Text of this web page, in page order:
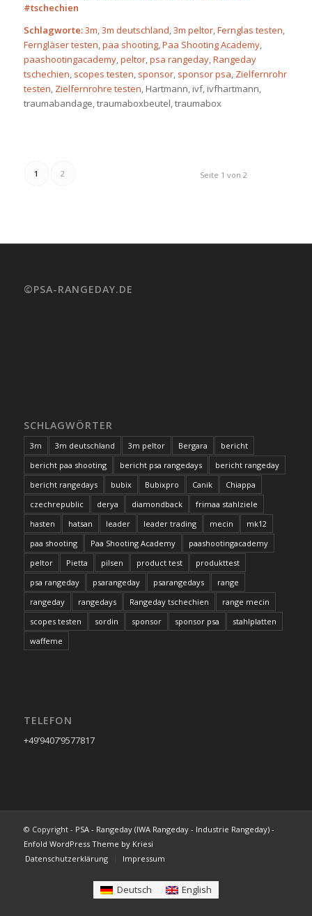
#tschechien
Schlagworte:3m 3m deutschland 3m peltor, Fernglas testen
Ferngläser testen paa shooting, Paa Shooting Academy,
paashootingacademy, peltor, psa rangeday, Rangeday
tschechien scopes testen sponsor, sponsor psa Zielfernrohr
testen Zielfernrohre testen , Hartmann, ivf, ivfhartmann,
traumabandage, traumaboxbeutel, traumabox
Seite 1 von 2
1 2
©PSA-RANGEDAY.DE
SCHLAGWÖRTER
3m 3m deutschland 3m peltor Bergara
bericht
bericht paa shooting
bericht psa rangedays
bericht rangeday
bericht rangedays
bubix Bubixpro Canik
Chiappa
czechrepublic
derya diamondback
frimaa stahlziele
hasten
hatsan leader leader trading mecin
mk12
paa shooting
Paa Shooting Academy
paashootingacademy
peltor
Pietta pilsen product test
produkttest
psa rangeday
psarangeday psarangedays
range
rangeday
rangedays Rangeday tschechien
range mecin
scopes testen
sordin sponsor sponsor psa
stahlplatten
waffeme
TELEFON
+49’9407’9577817
© Copyright - PSA - Rangeday (IWA Rangeday - Industrie Rangeday)-
Enfold WordPress Theme by Kriesi
Datenschutzerklärung
Impressum
Deutsch English